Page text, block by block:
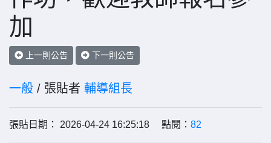
加
上一則公告 下一則公告
一般 / 張貼者 輔導組長
張貼日期： 2026-04-24 16:25:18 點閱： 82